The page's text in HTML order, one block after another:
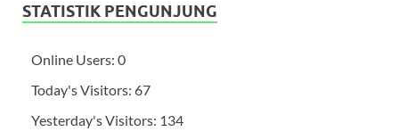
STATISTIK PENGUNJUNG
Online Users: 0
Today's Visitors: 67
Yesterday's Visitors: 134